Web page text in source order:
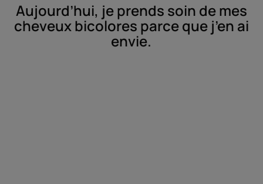
Aujourd’hui, je prends soin de mes
cheveux bicolores parce que j’en ai
envie.